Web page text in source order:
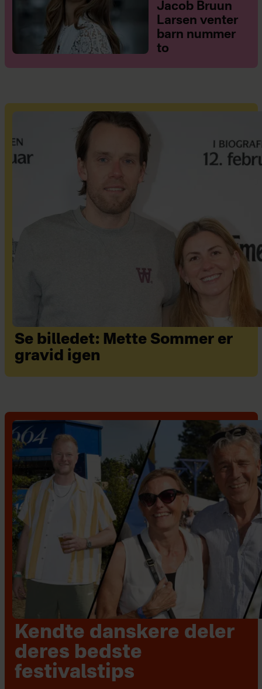
Jacob Bruun
Larsen venter
barn nummer
to
Se billedet: Mette Sommer er
gravid igen
Kendte danskere deler
deres bedste
festivalstips